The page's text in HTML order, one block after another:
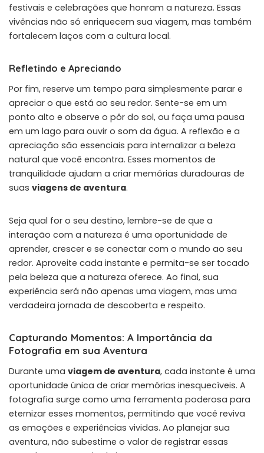
festivais e celebrações que honram a natureza. Essas
vivências não só enriquecem sua viagem, mas também
fortalecem laços com a cultura local.
Refletindo e Apreciando
Por fim, reserve um tempo para simplesmente parar e
apreciar o que está ao seu redor. Sente-se em um
ponto alto e observe o pôr do sol, ou faça uma pausa
em um lago para ouvir o som da água. A reflexão e a
apreciação são essenciais para internalizar a beleza
natural que você encontra. Esses momentos de
tranquilidade ajudam a criar memórias duradouras de
suas viagens de aventura.
Seja qual for o seu destino, lembre-se de que a
interação com a natureza é uma oportunidade de
aprender, crescer e se conectar com o mundo ao seu
redor. Aproveite cada instante e permita-se ser tocado
pela beleza que a natureza oferece. Ao final, sua
experiência será não apenas uma viagem, mas uma
verdadeira jornada de descoberta e respeito.
Capturando Momentos: A Importância da
Fotografia em sua Aventura
Durante uma viagem de aventura, cada instante é uma
oportunidade única de criar memórias inesquecíveis. A
fotografia surge como uma ferramenta poderosa para
eternizar esses momentos, permitindo que você reviva
as emoções e experiências vividas. Ao planejar sua
aventura, não subestime o valor de registrar essas